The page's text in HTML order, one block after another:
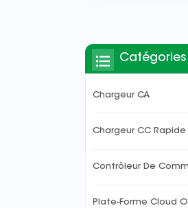
Catégories
Chargeur CA
Chargeur CC Rapide
Contrôleur De
Plate-Forme Cloud